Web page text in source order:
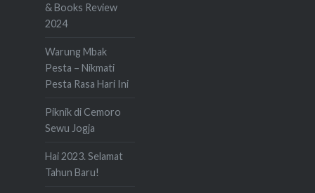
& Books Review
2024
Warung Mbak
Pesta – Nikmati
Pesta Rasa Hari Ini
Piknik di Cemoro
Sewu Jogja
Hai 2023. Selamat
Tahun Baru!